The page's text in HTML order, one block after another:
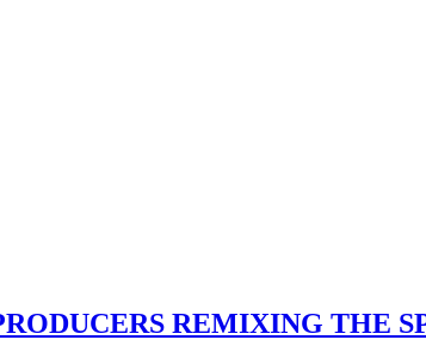
REMIXING THE